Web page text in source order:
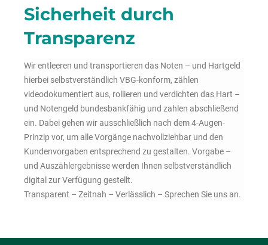
Sicherheit durch
Transparenz
Wir entleeren und transportieren das Noten – und Hartgeld
hierbei selbstverständlich VBG-konform, zählen
videodokumentiert aus, rollieren und verdichten das Hart –
und Notengeld bundesbankfähig und zahlen abschließend
ein. Dabei gehen wir ausschließlich nach dem 4-Augen-
Prinzip vor, um alle Vorgänge nachvollziehbar und den
Kundenvorgaben entsprechend zu gestalten. Vorgabe –
und Auszählergebnisse werden Ihnen selbstverständlich
digital zur Verfügung gestellt.
Transparent – Zeitnah – Verlässlich – Sprechen Sie uns an.